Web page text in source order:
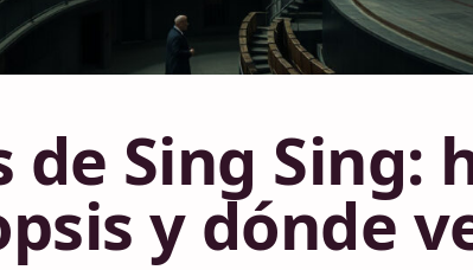
de Sing Sing:
y dónde